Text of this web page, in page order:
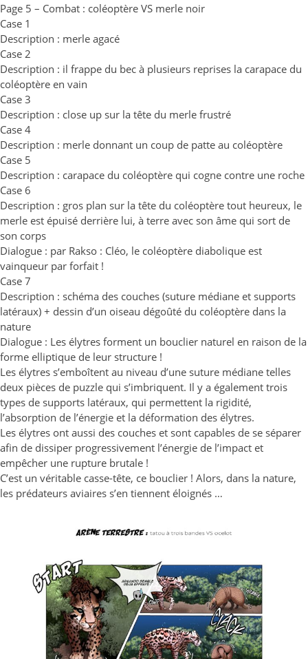
Page 5 – Combat : coléoptère VS merle noir
Case 1
Description : merle agacé
Case 2
Description : il frappe du bec à plusieurs reprises la carapace du
coléoptère en vain
Case 3
Description : close up sur la tête du merle frustré
Case 4
Description : merle donnant un coup de patte au coléoptère
Case 5
Description : carapace du coléoptère qui cogne contre une roche
Case 6
Description : gros plan sur la tête du coléoptère tout heureux, le
merle est épuisé derrière lui, à terre avec son âme qui sort de
son corps
Dialogue : par Rakso : Cléo, le coléoptère diabolique est
vainqueur par forfait !
Case 7
Description : schéma des couches (suture médiane et supports
latéraux) + dessin d’un oiseau dégoûté du coléoptère dans la
nature
Dialogue : Les élytres forment un bouclier naturel en raison de la
forme elliptique de leur structure !
Les élytres s’emboîtent au niveau d’une suture médiane telles
deux pièces de puzzle qui s’imbriquent. Il y a également trois
types de supports latéraux, qui permettent la rigidité,
l’absorption de l’énergie et la déformation des élytres.
Les élytres ont aussi des couches et sont capables de se séparer
afin de dissiper progressivement l’énergie de l’impact et
empêcher une rupture brutale !
C’est un véritable casse-tête, ce bouclier ! Alors, dans la nature,
les prédateurs aviaires s’en tiennent éloignés …